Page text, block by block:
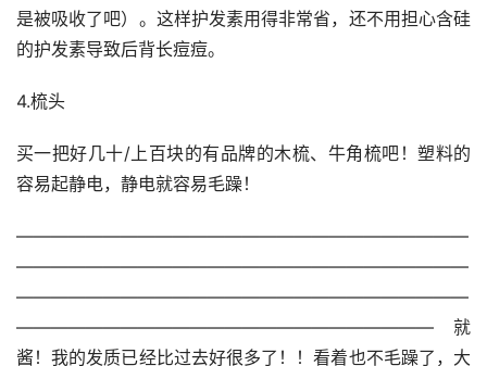
是被吸收了吧）。这样护发素用得非常省，还不用担心含硅
的护发素导致后背长痘痘。
4.梳头
买一把好几十/上百块的有品牌的木梳、牛角梳吧！塑料的
容易起静电，静电就容易毛躁！
——————————————————————————
——————————————————————————
——————————————————————————
————————————————————————就
酱！我的发质已经比过去好很多了！！看着也不毛躁了，大